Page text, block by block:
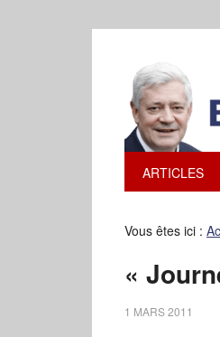
ARTICLES
Vous êtes ici :
«
1 MARS 2011